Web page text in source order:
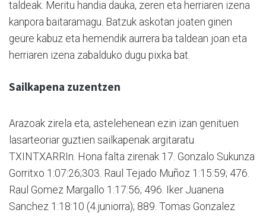
taldeak. Meritu handia dauka, zeren eta herriaren izena
kanpora baitaramagu. Batzuk askotan joaten ginen
geure kabuz eta hemendik aurrera ba taldean joan eta
herriaren izena zabalduko dugu pixka bat.
Sailkapena zuzentzen
Arazoak zirela eta, astelehenean ezin izan genituen
lasarteoriar guztien sailkapenak argitaratu
TXINTXARRIn. Hona falta zirenak 17. Gonzalo Sukunza
Gorritxo 1:07:26;303. Raul Tejado Muñoz 1:15:59; 476.
Raul Gomez Margallo 1:17:56; 496. Iker Juanena
Sanchez 1:18:10 (4.juniorra); 889. Tomas Gonzalez